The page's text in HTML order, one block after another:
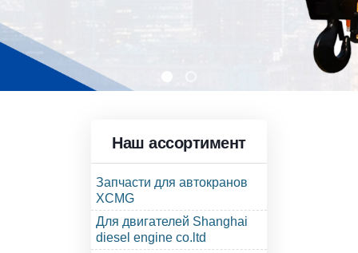
Наш ассортимент
Запчасти для автокранов
XCMG
Для двигателей Shanghai
diesel engine co.ltd